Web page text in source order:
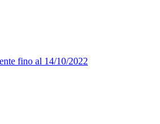
fino al 14/10/2022